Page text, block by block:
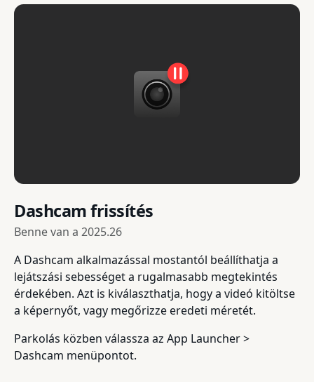
Dashcam frissítés
Benne van a 2025.26
A Dashcam alkalmazással mostantól beállíthatja a
lejátszási sebességet a rugalmasabb megtekintés
érdekében. Azt is kiválaszthatja, hogy a videó kitöltse
a képernyőt, vagy megőrizze eredeti méretét.
Parkolás közben válassza az App Launcher >
Dashcam menüpontot.